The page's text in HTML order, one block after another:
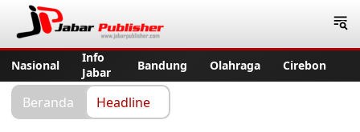
Nasional
Info
Jabar
Bandung Olahraga Cirebon
Beranda Headline